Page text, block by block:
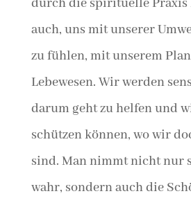
durch die spirituelle
auch, uns mit unserer
zu fühlen, mit unserem
Lebewesen. Wir werden
darum geht zu helfen und
schützen können, wo wir
sind. Man nimmt nicht nur
wahr, sondern auch die